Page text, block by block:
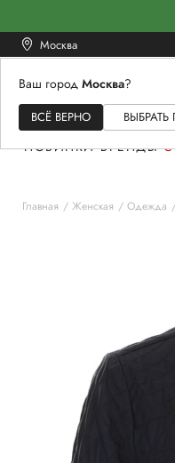
Москва
Ваш город Москва?
ВСЁ ВЕРНО
ЖЕНСКОЕМУЖСКОЕ
НОВИНКИ БРЕНДЫ
Главная Женская Одежда